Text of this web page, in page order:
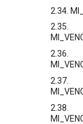
2.34.
2.35.
2.36.
2.37.
2.38.